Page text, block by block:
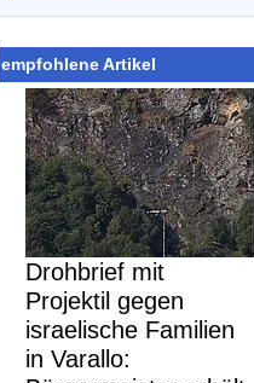
empfohlene Artikel
Drohbrief mit
Projektil gegen
israelische Familien
in Varallo: